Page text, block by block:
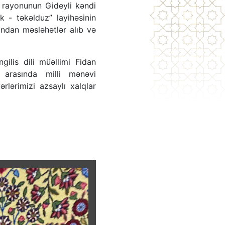
Gideyli kəndi
- təkəlduz” layihəsinin
məsləhətlər alıb və
dili müəllimi Fidan
milli mənəvi
azsaylı xalqlar